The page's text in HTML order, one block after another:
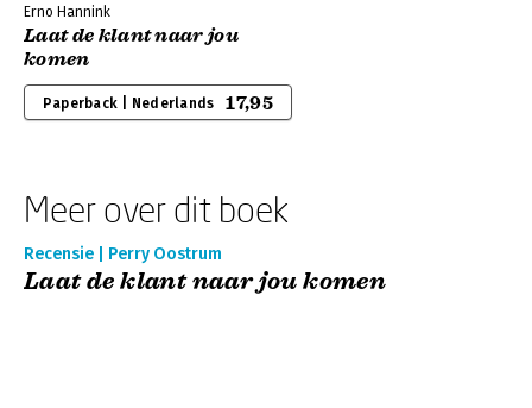
Erno Hannink
Laat de klant naar jou
komen
Paperback | Nederlands 17,95
Meer over dit boek
Recensie | Perry Oostrum
Laat de klant naar jou komen